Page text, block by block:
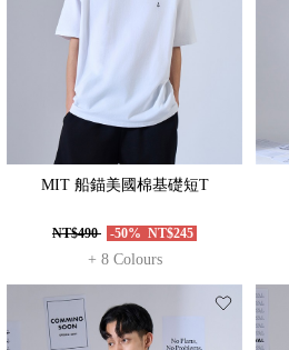
MIT 船錨美國棉基礎短T
NT$490 -50% NT$245
+ 8 Colours